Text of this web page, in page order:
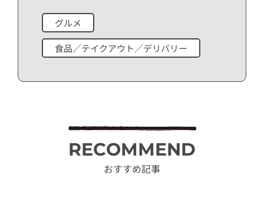
グルメ
食品／テイクアウト／デリバリー
RECOMMEND
おすすめ記事